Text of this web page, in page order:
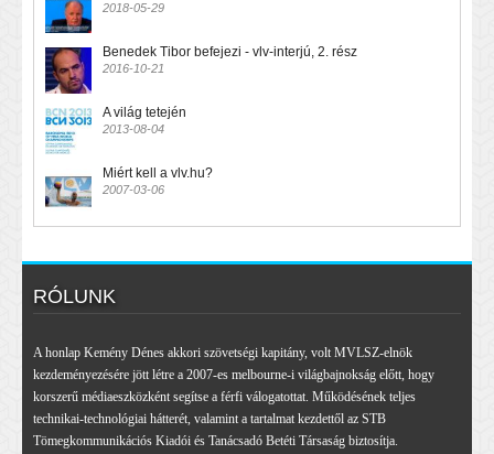
2018-05-29
Benedek Tibor befejezi - vlv-interjú, 2. rész
2016-10-21
A világ tetején
2013-08-04
Miért kell a vlv.hu?
2007-03-06
RÓLUNK
A honlap Kemény Dénes akkori szövetségi kapitány, volt MVLSZ-elnök
kezdeményezésére jött létre a 2007-es melbourne-i világbajnokság előtt, hogy
korszerű médiaeszközként segítse a férfi válogatottat. Működésének teljes
technikai-technológiai hátterét, valamint a tartalmat kezdettől az STB
Tömegkommunikációs Kiadói és Tanácsadó Betéti Társaság biztosítja.